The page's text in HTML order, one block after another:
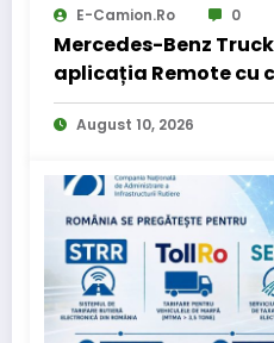
E-Camion.ro 0
Mercedes-Benz
aplicația Remote cu
locurilor de parcare
camion
August 10, 2026